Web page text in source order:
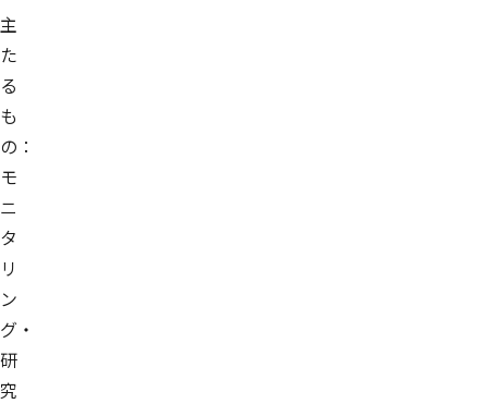
主
た
る
も
の：
モ
ニ
タ
リ
ン
グ・
研
究